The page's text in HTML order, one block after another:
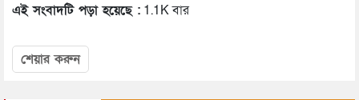
এই সংবাদটি পড়া হয়েছে : 1.1K বার
শেয়ার করুন